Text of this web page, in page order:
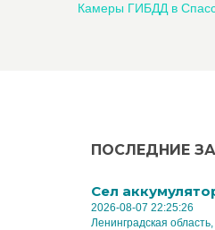
Камеры ГИБДД в
ПОСЛЕДНИЕ
Cел
2026-08-07 22:25:26
Ленинградская